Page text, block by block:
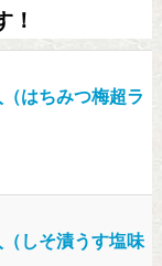
！
はちみつ梅超ラ
しそ漬うす塩味